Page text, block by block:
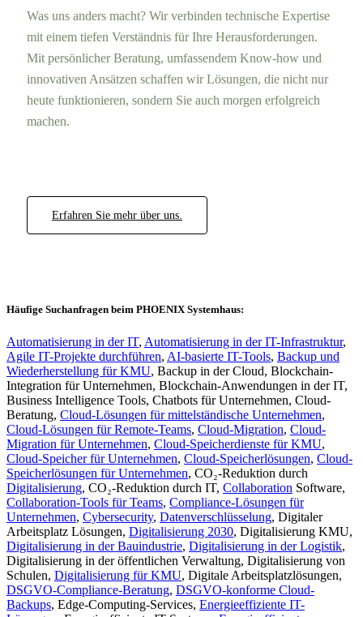
Was uns anders macht? Wir verbinden technische Expertise
mit einem tiefen Verständnis für Ihre Herausforderungen.
Mit persönlicher Beratung, umfassendem Know-how und
innovativen Ansätzen schaffen wir Lösungen, die nicht nur
heute funktionieren, sondern Sie auch morgen erfolgreich
machen.
Erfahren Sie mehr über uns.
Häufige Suchanfragen beim PHOENIX Systemhaus:
Automatisierung in der IT, Automatisierung in der IT-Infrastruktur,
Agile IT-Projekte durchführen, AI-basierte IT-Tools, Backup und
Wiederherstellung für KMU, Backup in der Cloud, Blockchain-
Integration für Unternehmen, Blockchain-Anwendungen in der IT,
Business Intelligence Tools, Chatbots für Unternehmen, Cloud-
Beratung, Cloud-Lösungen für mittelständische Unternehmen,
Cloud-Lösungen für Remote-Teams, Cloud-Migration, Cloud-
Migration für Unternehmen, Cloud-Speicherdienste für KMU,
Cloud-Speicher für Unternehmen, Cloud-Speicherlösungen, Cloud-
Speicherlösungen für Unternehmen, CO₂-Reduktion durch
Digitalisierung, CO₂-Reduktion durch IT, Collaboration Software,
Collaboration-Tools für Teams, Compliance-Lösungen für
Unternehmen, Cybersecurity, Datenverschlüsselung, Digitaler
Arbeitsplatz Lösungen, Digitalisierung 2030, Digitalisierung KMU,
Digitalisierung in der Bauindustrie, Digitalisierung in der Logistik,
Digitalisierung in der öffentlichen Verwaltung, Digitalisierung von
Schulen, Digitalisierung für KMU, Digitale Arbeitsplatzlösungen,
DSGVO-Compliance-Beratung, DSGVO-konforme Cloud-
Backups, Edge-Computing-Services, Energieeffiziente IT-